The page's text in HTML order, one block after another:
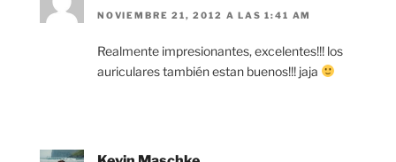
NOVIEMBRE 21, 2012 A LAS 1:41 AM
Realmente impresionantes, excelentes!!! los
auriculares también estan buenos!!! jaja